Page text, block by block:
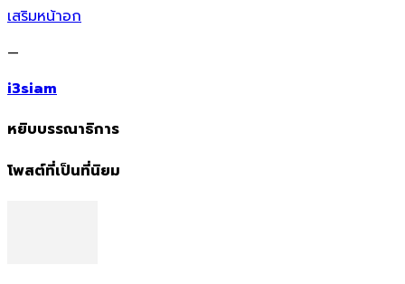
เสริมหน้าอก
—
i3siam
หยิบบรรณาธิการ
โพสต์ที่เป็นที่นิยม